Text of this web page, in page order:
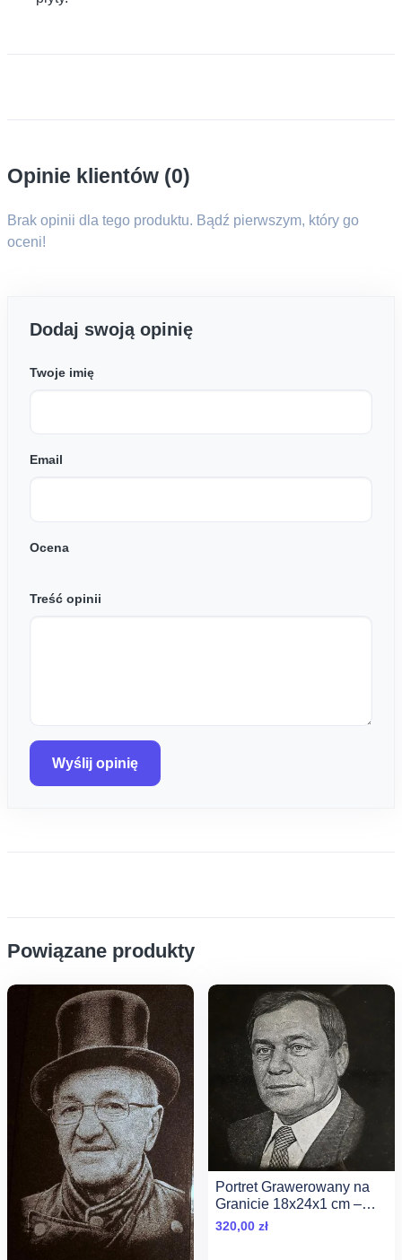
Opinie klientów (0)
Brak opinii dla tego produktu. Bądź pierwszym, który go
oceni!
Dodaj swoją opinię
Twoje imię
Email
Ocena
Treść opinii
Wyślij opinię
Powiązane produkty
Portret Grawerowany na
Granicie 18x24x1 cm –
Mistrzowskie Wykonanie
320,00 zł